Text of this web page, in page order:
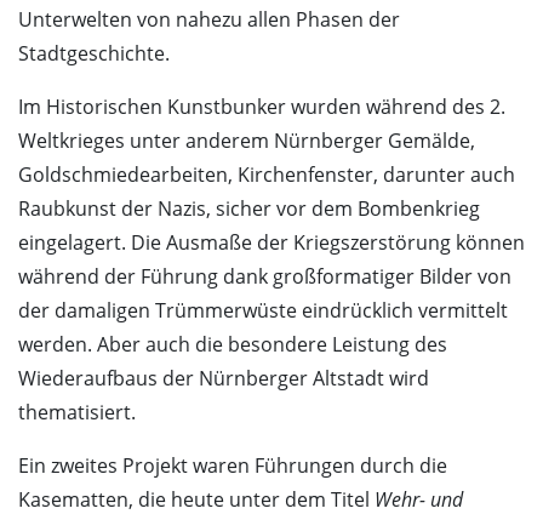
Unterwelten von nahezu allen Phasen der
Stadtgeschichte.
Im Historischen Kunstbunker wurden während des 2.
Weltkrieges unter anderem Nürnberger Gemälde,
Goldschmiedearbeiten, Kirchenfenster, darunter auch
Raubkunst der Nazis, sicher vor dem Bombenkrieg
eingelagert. Die Ausmaße der Kriegszerstörung können
während der Führung dank großformatiger Bilder von
der damaligen Trümmerwüste eindrücklich vermittelt
werden. Aber auch die besondere Leistung des
Wiederaufbaus der Nürnberger Altstadt wird
thematisiert.
Ein zweites Projekt waren Führungen durch die
Kasematten, die heute unter dem Titel Wehr- und